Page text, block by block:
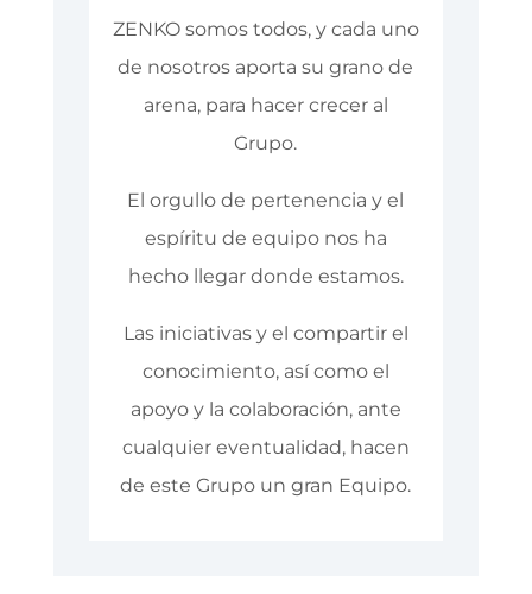
ZENKO somos todos, y cada uno
de nosotros aporta su grano de
arena, para hacer crecer al
Grupo.
El orgullo de pertenencia y el
espíritu de equipo nos ha
hecho llegar donde estamos.
Las iniciativas y el compartir el
conocimiento, así como el
apoyo y la colaboración, ante
cualquier eventualidad, hacen
de este Grupo un gran Equipo.